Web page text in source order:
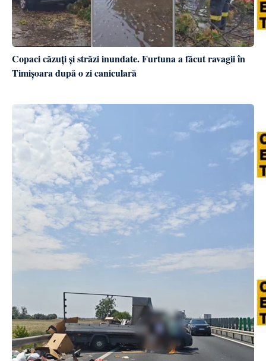
Copaci căzuți și străzi inundate. Furtuna a făcut ravagii în
Timișoara după o zi caniculară